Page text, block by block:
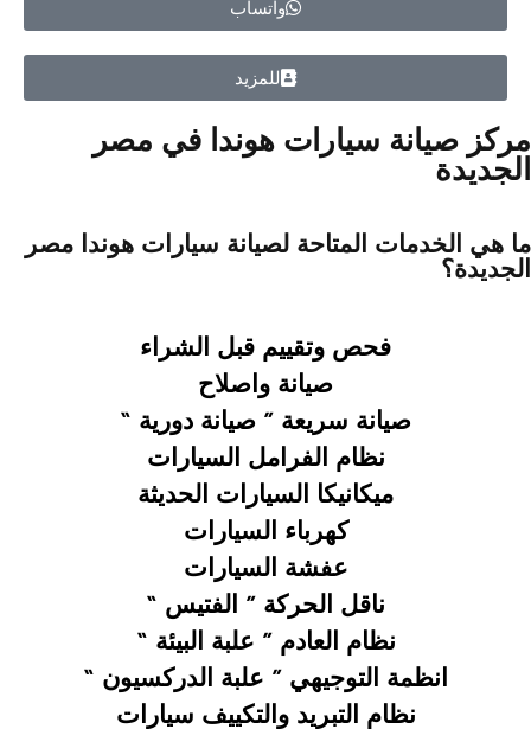
واتساب
للمزيد
مركز صيانة سيارات هوندا في مصر
الجديدة
ما هي الخدمات المتاحة لصيانة سيارات هوندا مصر
الجديدة؟
فحص وتقييم قبل الشراء
صيانة واصلاح
صيانة سريعة ” صيانة دورية “
نظام الفرامل السيارات
ميكانيكا السيارات الحديثة
كهرباء السيارات
عفشة السيارات
ناقل الحركة ” الفتيس “
نظام العادم ” علبة البيئة “
انظمة التوجيهي ” علبة الدركسيون “
نظام التبريد والتكييف سيارات